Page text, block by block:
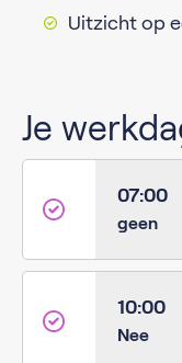
Uitzicht op
Je
07:00
geen
10:00
Nee